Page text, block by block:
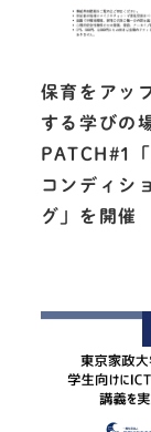
保育をアッ
する学びの
PATCH#1
コンディシ
グ」を開催